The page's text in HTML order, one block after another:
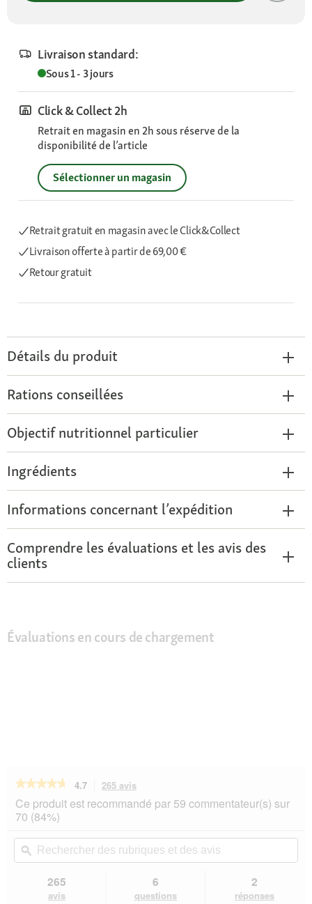
Livraison standard:
Sous 1 - 3 jours
Click & Collect 2h
Retrait en magasin en 2h sous réserve de la
disponibilité de l’article
Sélectionner un magasin
Retrait gratuit en magasin avec le Click&Collect
Livraison offerteà partir de 69,00 €
Retour gratuit
Détails du produit
Rations conseillées
Objectif nutritionnel particulier
Ingrédients
Informations concernant l’expédition
Comprendre les évaluations et les avis des
clients
Évaluations en cours de chargement
★★★★★
★★★★★
sur
5
les
avis
REAL
NATURE
4.7 265 avis
action
vous
vers
les
avis.
Ce produit est recommandé par 59 commentateur(s) sur
70 (84%)
Rechercher
des
rubriques
ϙ
265
avis
6
questions
2
réponses